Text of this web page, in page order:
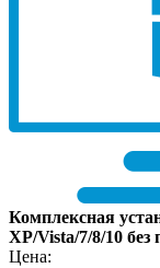
Комплексная
XP/Vista/7/8/10
Цена: